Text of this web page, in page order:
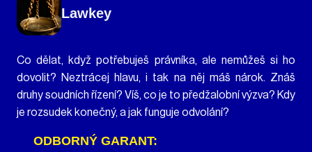
Lawkey
Co dělat, když potřebuješ právníka, ale nemůžeš si ho
dovolit? Neztrácej hlavu, i tak na něj máš nárok. Znáš
druhy soudních řízení? Víš, co je to předžalobní výzva? Kdy
je rozsudek konečný, a jak funguje odvolání?
ODBORNÝ GARANT: